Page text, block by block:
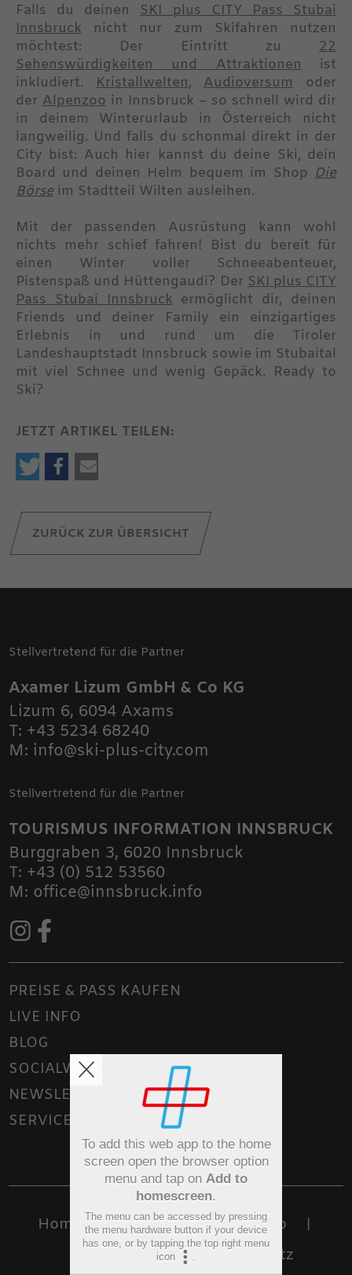
Falls du deinenSKI plus CITY Pass Stubai
Innsbruck nicht nur zum Skifahren nutzen
möchtest: Der Eintritt zu 22
Sehenswürdigkeiten und Attraktionenist
inkludiert. Kristallwelten,Audioversum oder
der Alpenzooin Innsbruck – so schnell wird dir
in deinem Winterurlaub in Österreich nicht
langweilig. Und falls du schonmal direkt in der
City bist: Auch hier kannst du deine Ski, dein
Board und deinen Helm bequem im Shop Die
Börse im Stadtteil Wilten ausleihen.
Mit der passenden Ausrüstung kann wohl
nichts mehr schief fahren! Bist du bereit für
einen Winter voller Schneeabenteuer,
Pistenspaß und Hüttengaudi? Der SKI plus CITY
Pass Stubai Innsbruckermöglicht dir, deinen
Friends und deiner Family ein einzigartiges
Erlebnis in und rund um die Tiroler
Landeshauptstadt Innsbruck sowie im Stubaital
mit viel Schnee und wenig Gepäck. Ready to
Ski?
JETZT ARTIKEL TEILEN:
ZURÜCK ZUR ÜBERSICHT
Stellvertretend für die Partner
Axamer Lizum GmbH & Co KG
Lizum 6, 6094 Axams
T: +43 5234 68240
M: info@ski-plus-city.com
Stellvertretend für die Partner
TOURISMUS INFORMATION INNSBRUCK
Burggraben 3, 6020 Innsbruck
T: +43 (0) 512 53560
M: office@innsbruck.info
PREISE & PASS KAUFEN
LIVE INFO
BLOG
SOCIALWALL
NEWSLETTER
SERVICE
Home | Kontakt | Sitemap
Impressum | Datenschutz
To add this web app to the home
screen open the browser option
menu and tap on Add to
homescreen.
The menu can be accessed by pressing
the menu hardware button if your device
has one, or by tapping the top right menu
icon
.